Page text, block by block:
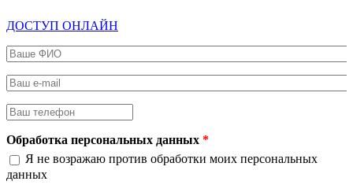
ДОСТУП ОНЛАЙН
Ваше ФИО
Ваш e-mail
Ваш телефон
Обработка персональных данных *
Я не возражаю против обработки моих персональных
данных